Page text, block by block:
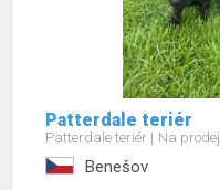
Patterdale teriér
Patterdale teriér Na prodej
Benešov